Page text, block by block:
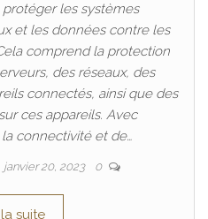
les systèmes
et les données contre les
comprend la protection
des réseaux, des
connectés, ainsi que des
ces appareils. Avec
connectivité et de…
janvier 20, 2023 0
suite